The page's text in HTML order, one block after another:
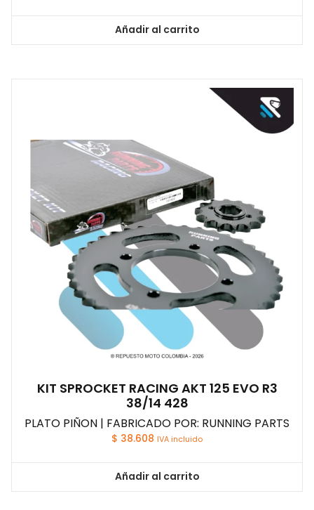
Añadir al carrito
KIT SPROCKET RACING AKT 125 EVO R3
38/14 428
PLATO PIÑON | FABRICADO POR: RUNNING PARTS
$ 38.608 IVA incluido
Añadir al carrito